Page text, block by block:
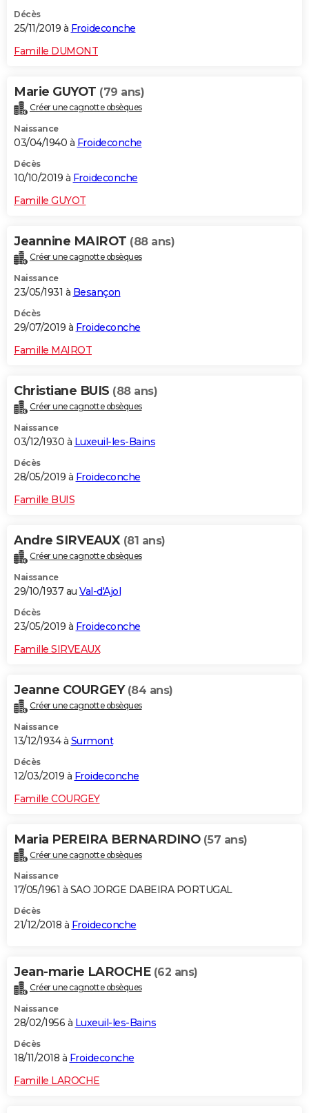
Décès
25/11/2019 à Froideconche
Famille DUMONT
Marie GUYOT (79 ans)
Créer une cagnotte obsèques
Naissance
03/04/1940 à Froideconche
Décès
10/10/2019 à Froideconche
Famille GUYOT
Jeannine MAIROT (88 ans)
Créer une cagnotte obsèques
Naissance
23/05/1931 à Besançon
Décès
29/07/2019 à Froideconche
Famille MAIROT
Christiane BUIS (88 ans)
Créer une cagnotte obsèques
Naissance
03/12/1930 à Luxeuil-les-Bains
Décès
28/05/2019 à Froideconche
Famille BUIS
Andre SIRVEAUX (81 ans)
Créer une cagnotte obsèques
Naissance
29/10/1937 au Val-d'Ajol
Décès
23/05/2019 à Froideconche
Famille SIRVEAUX
Jeanne COURGEY (84 ans)
Créer une cagnotte obsèques
Naissance
13/12/1934 à Surmont
Décès
12/03/2019 à Froideconche
Famille COURGEY
Maria PEREIRA BERNARDINO (57 ans)
Créer une cagnotte obsèques
Naissance
17/05/1961 à SAO JORGE DABEIRA PORTUGAL
Décès
21/12/2018 à Froideconche
Jean-marie LAROCHE (62 ans)
Créer une cagnotte obsèques
Naissance
28/02/1956 à Luxeuil-les-Bains
Décès
18/11/2018 à Froideconche
Famille LAROCHE